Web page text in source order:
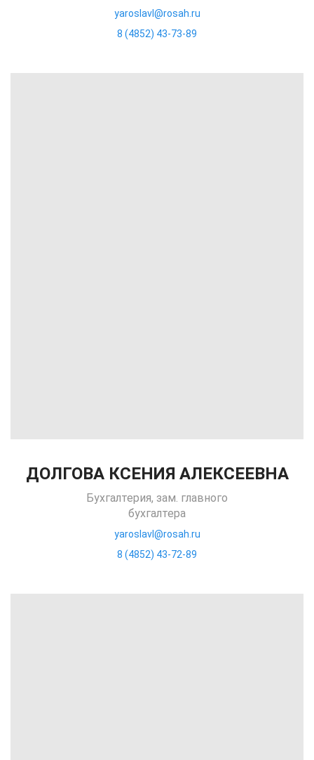
yaroslavl@rosah.ru
8 (4852) 43-73-89
ДОЛГОВА КСЕНИЯ АЛЕКСЕЕВНА
Бухгалтерия, зам. главного
бухгалтера
yaroslavl@rosah.ru
8 (4852) 43-72-89